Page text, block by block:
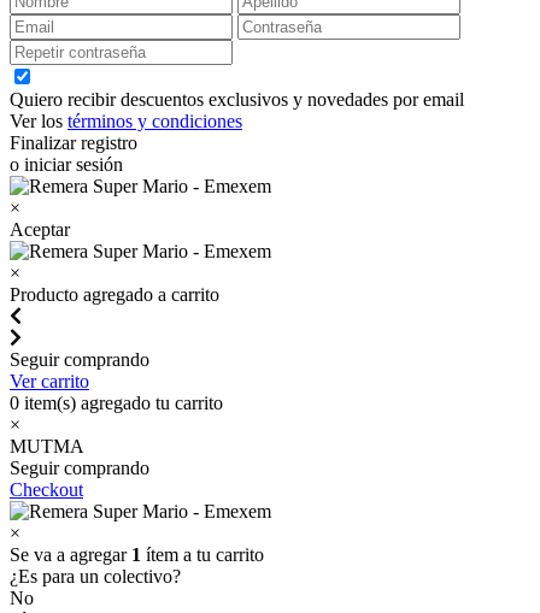
Quiero recibir descuentos exclusivos y novedades por email
Ver los términos y condiciones
Finalizar registro
o iniciar sesión
×
Aceptar
×
Producto agregado a carrito
Seguir comprando
Ver carrito
0 item(s) agregado tu carrito
×
MUTMA
Seguir comprando
Checkout
×
Se va a agregar 1 ítem a tu carrito
¿Es para un colectivo?
No